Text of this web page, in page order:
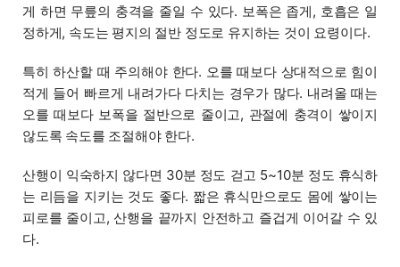
게 하면 무릎의 충격을 줄일 수 있다. 보폭은 좁게, 호흡은 일
정하게, 속도는 평지의 절반 정도로 유지하는 것이 요령이다.
특히 하산할 때 주의해야 한다. 오를 때보다 상대적으로 힘이
적게 들어 빠르게 내려가다 다치는 경우가 많다. 내려올 때는
오를 때보다 보폭을 절반으로 줄이고, 관절에 충격이 쌓이지
않도록 속도를 조절해야 한다.
산행이 익숙하지 않다면 30분 정도 걷고 5~10분 정도 휴식하
는 리듬을 지키는 것도 좋다. 짧은 휴식만으로도 몸에 쌓이는
피로를 줄이고, 산행을 끝까지 안전하고 즐겁게 이어갈 수 있
다.